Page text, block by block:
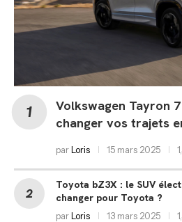
Volkswagen Tayron
changer vos trajets
parLoris 15 mars 2025
Toyota bZ3X : le SUV
changer pour Toyota ?
parLoris 13 mars 2025